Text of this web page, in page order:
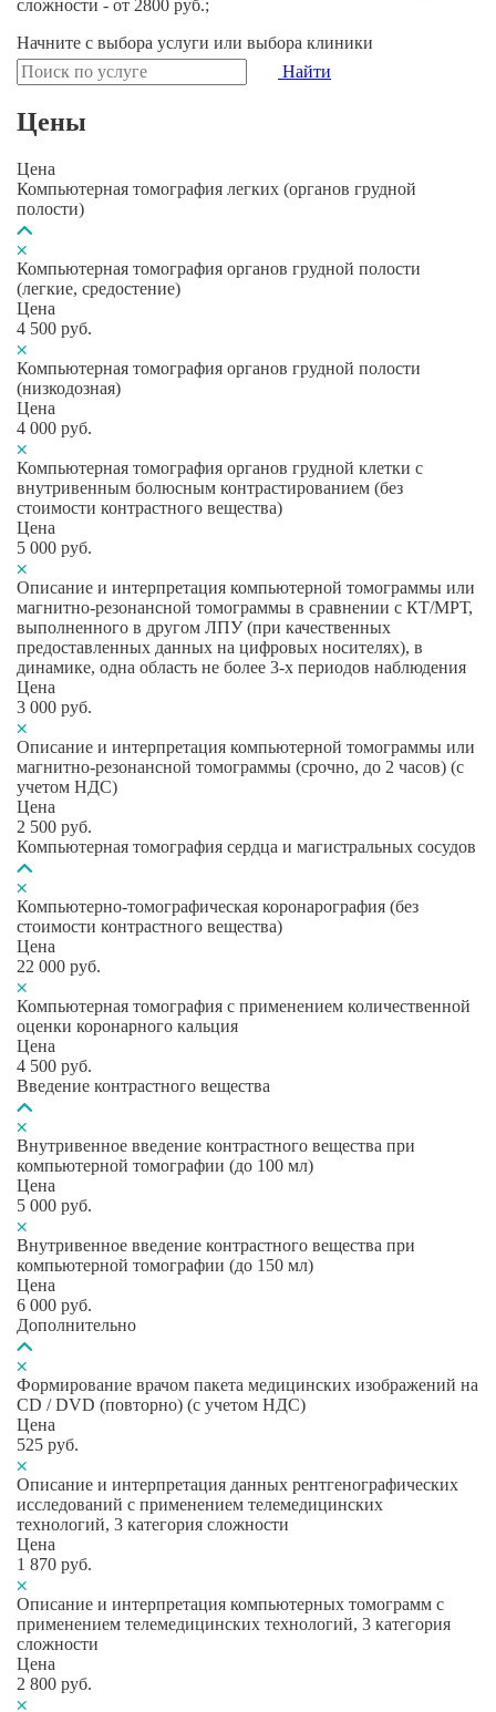
сложности - от 2800 руб.;
Начните с выбора услуги или выбора клиники
Найти
Цены
Цена
Компьютерная томография легких (органов грудной
полости)
Компьютерная томография органов грудной полости
(легкие, средостение)
Цена
4 500 руб.
Компьютерная томография органов грудной полости
(низкодозная)
Цена
4 000 руб.
Компьютерная томография органов грудной клетки с
внутривенным болюсным контрастированием (без
стоимости контрастного вещества)
Цена
5 000 руб.
Описание и интерпретация компьютерной томограммы или
магнитно-резонансной томограммы в сравнении с КТ/МРТ,
выполненного в другом ЛПУ (при качественных
предоставленных данных на цифровых носителях), в
динамике, одна область не более 3-х периодов наблюдения
Цена
3 000 руб.
Описание и интерпретация компьютерной томограммы или
магнитно-резонансной томограммы (срочно, до 2 часов) (с
учетом НДС)
Цена
2 500 руб.
Компьютерная томография сердца и магистральных сосудов
Компьютерно-томографическая коронарография (без
стоимости контрастного вещества)
Цена
22 000 руб.
Компьютерная томография с применением количественной
оценки коронарного кальция
Цена
4 500 руб.
Введение контрастного вещества
Внутривенное введение контрастного вещества при
компьютерной томографии (до 100 мл)
Цена
5 000 руб.
Внутривенное введение контрастного вещества при
компьютерной томографии (до 150 мл)
Цена
6 000 руб.
Дополнительно
Формирование врачом пакета медицинских изображений на
CD / DVD (повторно) (с учетом НДС)
Цена
525 руб.
Описание и интерпретация данных рентгенографических
исследований с применением телемедицинских
технологий, 3 категория сложности
Цена
1 870 руб.
Описание и интерпретация компьютерных томограмм с
применением телемедицинских технологий, 3 категория
сложности
Цена
2 800 руб.